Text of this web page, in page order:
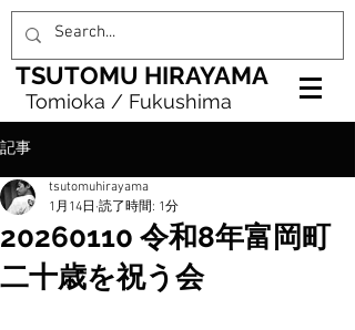
TSUTOMU HIRAYAMA
Tomioka / Fukushima
記事
20260110 令和8年富岡町
二十歳を祝う会
tsutomuhirayama
1月14日 読了時間: 1分